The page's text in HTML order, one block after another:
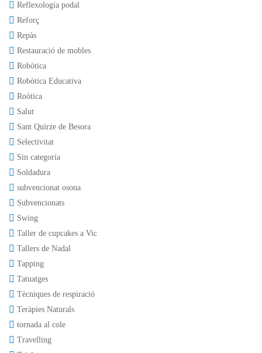
Reflexologia podal
Reforç
Repàs
Restauració de mobles
Robòtica
Robòtica Educativa
Roòtica
Salut
Sant Quirze de Besora
Selectivitat
Sin categoría
Soldadura
subvencionat osona
Subvencionats
Swing
Taller de cupcakes a Vic
Tallers de Nadal
Tapping
Tatuatges
Tècniques de respiració
Teràpies Naturals
tornada al cole
Travelling